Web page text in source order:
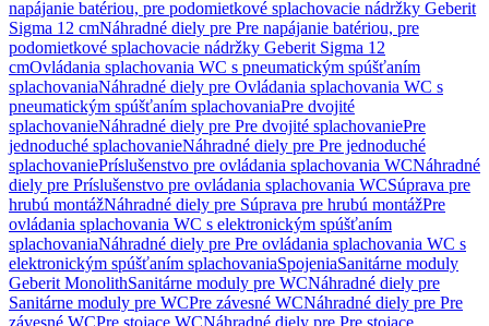
napájanie batériou, pre podomietkové splachovacie nádržky Geberit
Sigma 12 cmNáhradné diely pre Pre napájanie batériou, pre
podomietkové splachovacie nádržky Geberit Sigma 12
cmOvládania splachovania WC s pneumatickým spúšťaním
splachovaniaNáhradné diely pre Ovládania splachovania WC s
pneumatickým spúšťaním splachovaniaPre dvojité
splachovanieNáhradné diely pre Pre dvojité splachovaniePre
jednoduché splachovanieNáhradné diely pre Pre jednoduché
splachovaniePríslušenstvo pre ovládania splachovania WCNáhradné
diely pre Príslušenstvo pre ovládania splachovania WCSúprava pre
hrubú montážNáhradné diely pre Súprava pre hrubú montážPre
ovládania splachovania WC s elektronickým spúšťaním
splachovaniaNáhradné diely pre Pre ovládania splachovania WC s
elektronickým spúšťaním splachovaniaSpojeniaSanitárne moduly
Geberit MonolithSanitárne moduly pre WCNáhradné diely pre
Sanitárne moduly pre WCPre závesné WCNáhradné diely pre Pre
závesné WCPre stojace WCNáhradné diely pre Pre stojace